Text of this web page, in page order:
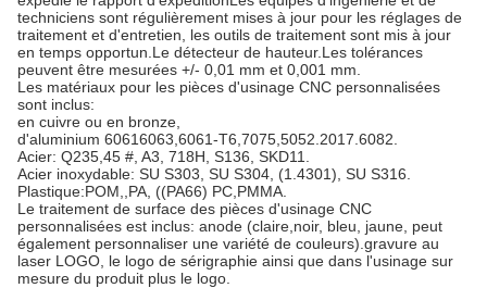
techniciens sont régulièrement mises à jour pour les réglages de
traitement et d'entretien, les outils de traitement sont mis à jour
en temps opportun.Le détecteur de hauteur.Les tolérances
peuvent être mesurées +/- 0,01 mm et 0,001 mm.
Les matériaux pour les pièces d'usinage CNC personnalisées
sont inclus:
en cuivre ou en bronze,
d'aluminium 60616063,6061-T6,7075,5052.2017.6082.
Acier: Q235,45 #, A3, 718H, S136, SKD11.
Acier inoxydable: SU S303, SU S304, (1.4301), SU S316.
Plastique:POM,,PA, ((PA66) PC,PMMA.
Le traitement de surface des pièces d'usinage CNC
personnalisées est inclus: anode (claire,noir, bleu, jaune, peut
également personnaliser une variété de couleurs).gravure au
laser LOGO, le logo de sérigraphie ainsi que dans l'usinage sur
mesure du produit plus le logo.